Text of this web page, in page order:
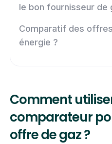
le bon fournisseur de
Comparatif des
énergie ?
Comment
comparateur
offre de gaz ?